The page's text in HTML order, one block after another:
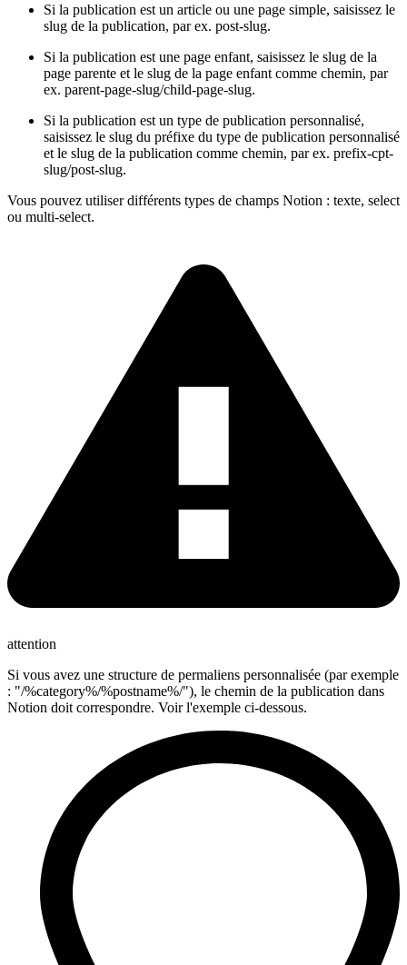
Si la publication est un article ou une page simple, saisissez le
slug de la publication, par ex. post-slug.
Si la publication est une page enfant, saisissez le slug de la
page parente et le slug de la page enfant comme chemin, par
ex. parent-page-slug/child-page-slug.
Si la publication est un type de publication personnalisé,
saisissez le slug du préfixe du type de publication personnalisé
et le slug de la publication comme chemin, par ex. prefix-cpt-
slug/post-slug.
Vous pouvez utiliser différents types de champs Notion : texte, select
ou multi-select.
attention
Si vous avez une structure de permaliens personnalisée (par exemple
: "/%category%/%postname%/"), le chemin de la publication dans
Notion doit correspondre. Voir l'exemple ci-dessous.